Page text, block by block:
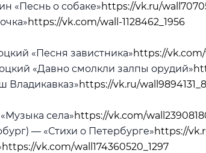
«Песнь о собаке»https://vk.ru/
https://vk.com/wall-1128462_1956
«Песня завистника»https://vk.com/
«Давно смолкли залпы орудий»
Владикавказ»https://vk.ru/
села»https://vk.com/
— «Стихи о Петербурге»https://
https://vk.com/wall174360520_1297